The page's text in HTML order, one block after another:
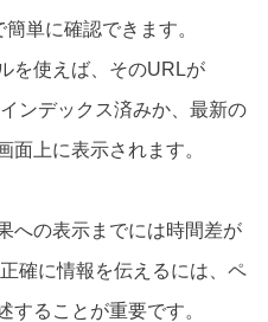
単に確認できます。
を使えば、そのURLが
ンデックス済みか、最新の
面上に表示されます。
への表示までには時間差が
確に情報を伝えるには、ペ
することが重要です。